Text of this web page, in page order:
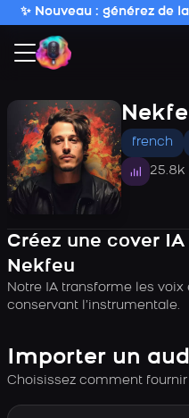
✨ Nouveau : générez de
french
25.8k
Créez une cover
Nekfeu
Notre IA transforme les
conservant l’instrumentale.
Importer un
Choisissez comment